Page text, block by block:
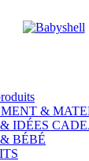
&
IDÉES
BÉBÉ